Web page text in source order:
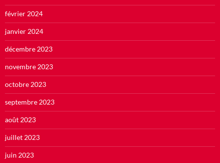
février 2024
janvier 2024
décembre 2023
novembre 2023
octobre 2023
septembre 2023
août 2023
juillet 2023
juin 2023